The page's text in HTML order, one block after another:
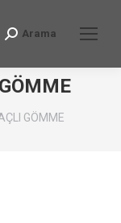
Search:
Arama
GÖMME